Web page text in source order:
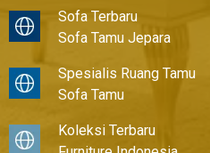
Sofa Terbaru
Sofa Tamu Jepara
Spesialis Ruang Tamu
Sofa Tamu
Koleksi Terbaru